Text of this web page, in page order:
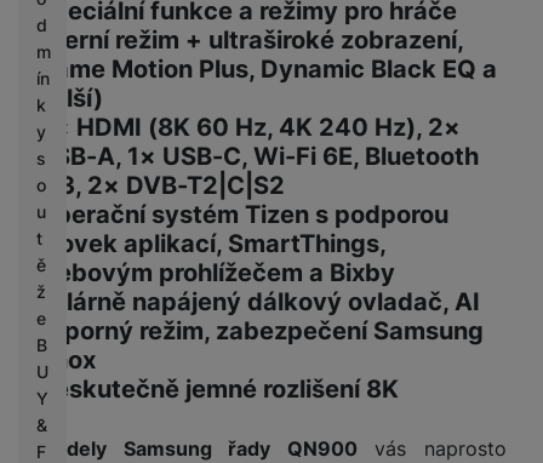
d
m
ín
k
y
s
o
u
t
ě
ž
e
B
U
Y
&
F
Speciální funkce a režimy pro hráče
(Herní režim + ultraširoké zobrazení,
Game Motion Plus, Dynamic Black EQ a
další)
4× HDMI (8K 60 Hz, 4K 240 Hz), 2×
USB-A, 1× USB-C, Wi-Fi 6E, Bluetooth
5.3, 2× DVB-T2|C|S2
Operační systém Tizen s podporou
stovek aplikací, SmartThings,
webovým prohlížečem a Bixby
Solárně napájený dálkový ovladač, AI
úsporný režim, zabezpečení Samsung
Knox
Neskutečně jemné rozlišení 8K
Modely Samsung řady QN900 vás naprosto